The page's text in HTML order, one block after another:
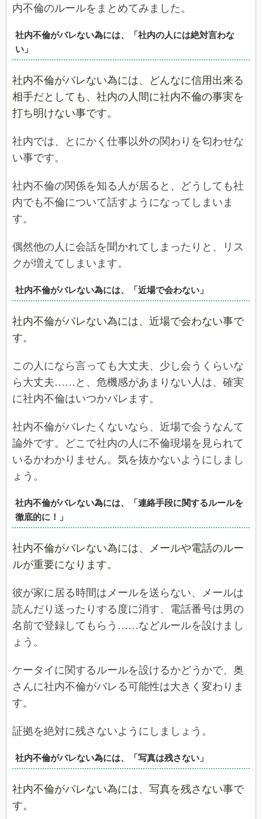
内不倫のルールをまとめてみました。
社内不倫がバレない為には、「社内の人には絶対言わな
い」
社内不倫がバレない為には、どんなに信用出来る
相手だとしても、社内の人間に社内不倫の事実を
打ち明けない事です。
社内では、とにかく仕事以外の関わりを匂わせな
い事です。
社内不倫の関係を知る人が居ると、どうしても社
内でも不倫について話すようになってしまいま
す。
偶然他の人に会話を聞かれてしまったりと、リス
クが増えてしまいます。
社内不倫がバレない為には、「近場で会わない」
社内不倫がバレない為には、近場で会わない事で
す。
この人になら言っても大丈夫、少し会うくらいな
ら大丈夫……と、危機感があまりない人は、確実
に社内不倫はいつかバレます。
社内不倫がバレたくないなら、近場で会うなんて
論外です。どこで社内の人に不倫現場を見られて
いるかわかりません。気を抜かないようにしまし
ょう。
社内不倫がバレない為には、「連絡手段に関するルールを
徹底的に！」
社内不倫がバレない為には、メールや電話のルー
ルが重要になります。
彼が家に居る時間はメールを送らない、メールは
読んだり送ったりする度に消す、電話番号は男の
名前で登録してもらう……などルールを設けまし
ょう。
ケータイに関するルールを設けるかどうかで、奥
さんに社内不倫がバレる可能性は大きく変わりま
す。
証拠を絶対に残さないようにしましょう。
社内不倫がバレない為には、「写真は残さない」
社内不倫がバレない為には、写真を残さない事で
す。